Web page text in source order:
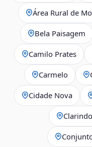
Área Rural de
Bela Paisagem
Camilo Prates
Carmelo
Cidade Nova